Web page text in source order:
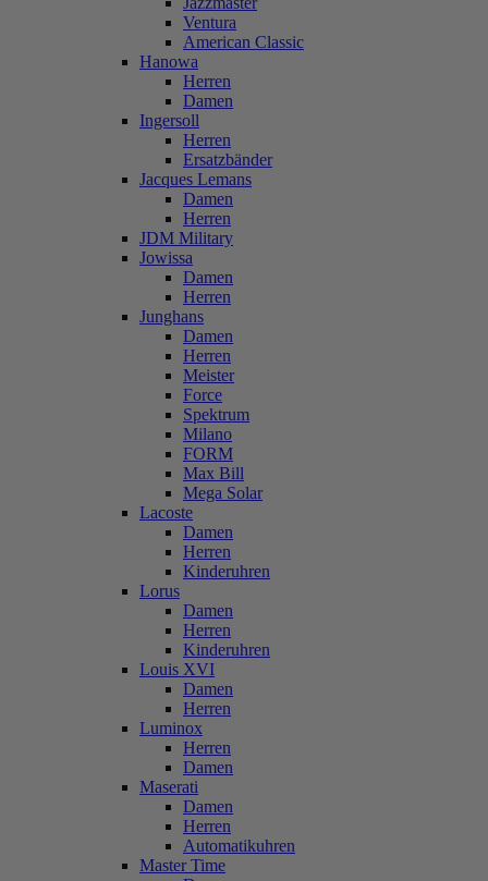
Ventura
American Classic
Hanowa
Herren
Damen
Ingersoll
Herren
Ersatzbänder
Jacques Lemans
Damen
Herren
JDM Military
Jowissa
Damen
Herren
Junghans
Damen
Herren
Meister
Force
Spektrum
Milano
FORM
Max Bill
Mega Solar
Lacoste
Damen
Herren
Kinderuhren
Lorus
Damen
Herren
Kinderuhren
Louis XVI
Damen
Herren
Luminox
Herren
Damen
Maserati
Damen
Herren
Automatikuhren
Master Time